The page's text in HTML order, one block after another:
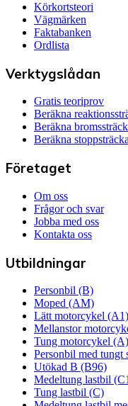
Körkortsteori
Vägmärken
Faktabanken
Ordlista
Verktygslådan
Gratis teoriprov
Beräkna
Beräkna
Beräkna
Företaget
Om oss
Frågor och svar
Jobba med oss
Kontakta oss
Utbildningar
Personbil (B)
Moped (AM)
Lätt motorcykel (A1)
Mellanstor
Tung motorcykel (A)
Personbil med tungt
Utökad B (B96)
Medeltung lastbil
Tung lastbil (C)